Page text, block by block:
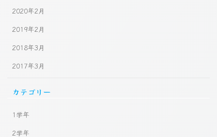
2020年2月
2019年2月
2018年3月
2017年3月
カテゴリー
1学年
2学年